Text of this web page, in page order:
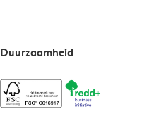
Duurzaamheid